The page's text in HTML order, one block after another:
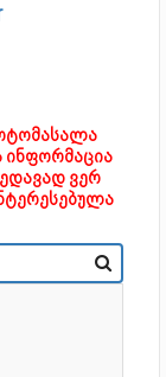
ინფორმაცია
ვერ